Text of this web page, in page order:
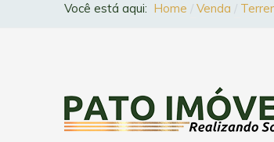
Você está aqui: Home Venda